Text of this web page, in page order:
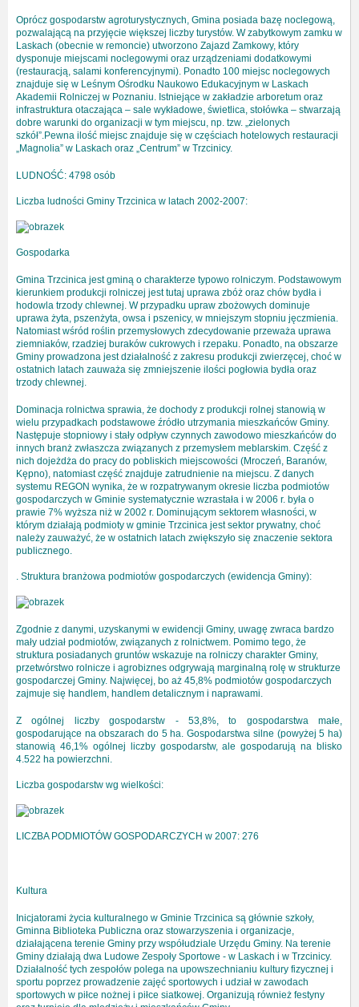
Oprócz gospodarstw agroturystycznych, Gmina posiada bazę noclegową,
pozwalającą na przyjęcie większej liczby turystów. W zabytkowym zamku w
Laskach (obecnie w remoncie) utworzono Zajazd Zamkowy, który
dysponuje miejscami noclegowymi oraz urządzeniami dodatkowymi
(restauracją, salami konferencyjnymi). Ponadto 100 miejsc noclegowych
znajduje się w Leśnym Ośrodku Naukowo Edukacyjnym w Laskach
Akademii Rolniczej w Poznaniu. Istniejące w zakładzie arboretum oraz
infrastruktura otaczająca – sale wykładowe, świetlica, stołówka – stwarzają
dobre warunki do organizacji w tym miejscu, np. tzw. „zielonych
szkół”.Pewna ilość miejsc znajduje się w częściach hotelowych restauracji
„Magnolia” w Laskach oraz „Centrum” w Trzcinicy.
LUDNOŚĆ: 4798 osób
Liczba ludności Gminy Trzcinica w latach 2002-2007:
Gospodarka
Gmina Trzcinica jest gminą o charakterze typowo rolniczym. Podstawowym
kierunkiem produkcji rolniczej jest tutaj uprawa zbóż oraz chów bydła i
hodowla trzody chlewnej. W przypadku upraw zbożowych dominuje
uprawa żyta, pszenżyta, owsa i pszenicy, w mniejszym stopniu jęczmienia.
Natomiast wśród roślin przemysłowych zdecydowanie przeważa uprawa
ziemniaków, rzadziej buraków cukrowych i rzepaku. Ponadto, na obszarze
Gminy prowadzona jest działalność z zakresu produkcji zwierzęcej, choć w
ostatnich latach zauważa się zmniejszenie ilości pogłowia bydła oraz
trzody chlewnej.
Dominacja rolnictwa sprawia, że dochody z produkcji rolnej stanowią w
wielu przypadkach podstawowe źródło utrzymania mieszkańców Gminy.
Następuje stopniowy i stały odpływ czynnych zawodowo mieszkańców do
innych branż zwłaszcza związanych z przemysłem meblarskim. Część z
nich dojeżdża do pracy do pobliskich miejscowości (Mroczeń, Baranów,
Kępno), natomiast część znajduje zatrudnienie na miejscu. Z danych
systemu REGON wynika, że w rozpatrywanym okresie liczba podmiotów
gospodarczych w Gminie systematycznie wzrastała i w 2006 r. była o
prawie 7% wyższa niż w 2002 r. Dominującym sektorem własności, w
którym działają podmioty w gminie Trzcinica jest sektor prywatny, choć
należy zauważyć, że w ostatnich latach zwiększyło się znaczenie sektora
publicznego.
. Struktura branżowa podmiotów gospodarczych (ewidencja Gminy):
Zgodnie z danymi, uzyskanymi w ewidencji Gminy, uwagę zwraca bardzo
mały udział podmiotów, związanych z rolnictwem. Pomimo tego, że
struktura posiadanych gruntów wskazuje na rolniczy charakter Gminy,
przetwórstwo rolnicze i agrobiznes odgrywają marginalną rolę w strukturze
gospodarczej Gminy. Najwięcej, bo aż 45,8% podmiotów gospodarczych
zajmuje się handlem, handlem detalicznym i naprawami.
Z ogólnej liczby gospodarstw - 53,8%, to gospodarstwa małe,
gospodarujące na obszarach do 5 ha. Gospodarstwa silne (powyżej 5 ha)
stanowią 46,1% ogólnej liczby gospodarstw, ale gospodarują na blisko
4.522 ha powierzchni.
Liczba gospodarstw wg wielkości:
LICZBA PODMIOTÓW GOSPODARCZYCH w 2007: 276
Kultura
Inicjatorami życia kulturalnego w Gminie Trzcinica są głównie szkoły,
Gminna Biblioteka Publiczna oraz stowarzyszenia i organizacje,
działającena terenie Gminy przy współudziale Urzędu Gminy. Na terenie
Gminy działają dwa Ludowe Zespoły Sportowe - w Laskach i w Trzcinicy.
Działalność tych zespołów polega na upowszechnianiu kultury fizycznej i
sportu poprzez prowadzenie zajęć sportowych i udział w zawodach
sportowych w piłce nożnej i piłce siatkowej. Organizują również festyny